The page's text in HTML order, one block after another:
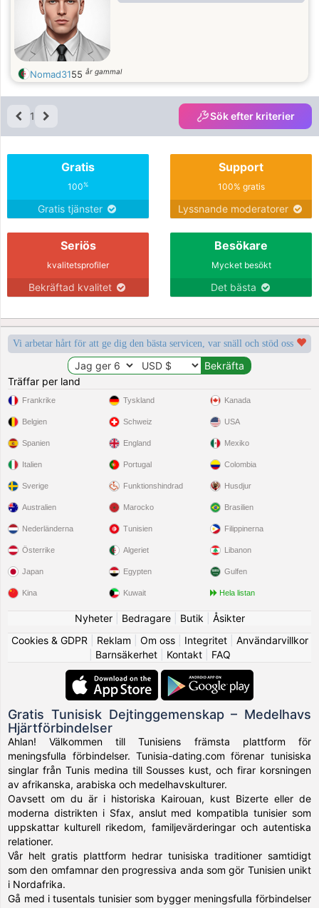
Nomad3155 år gammal
1 Sök efter kriterier
Gratis
100%
Gratis tjänster
Support
100% gratis
Lyssnande moderatorer
Seriös
kvalitetsprofiler
Bekräftad kvalitet
Besökare
Mycket besökt
Det bästa
Vi arbetar hårt för att ge dig den bästa servicen, var snäll och stöd oss
Träffar per land
Frankrike
Belgien
Spanien
Italien
Sverige
Tyskland
Schweiz
England
Portugal
Funktionshindrad
Kanada
USA
Mexiko
Colombia
Husdjur
Australien
Nederländerna
Österrike
Japan
Kina
Marocko
Tunisien
Algeriet
Egypten
Kuwait
Brasilien
Filippinerna
Libanon
Gulfen
Hela listan
Nyheter| Bedragare| Butik
Åsikter
Cookies & GDPR
Reklam Om oss| Integritet| Användarvillkor
Barnsäkerhet| Kontakt| FAQ
Gratis Tunisisk Dejtinggemenskap – Medelhavs
Hjärtförbindelser
Ahlan! Välkommen till Tunisiens främsta plattform för
meningsfulla förbindelser. Tunisia-dating.com förenar tunisiska
singlar från Tunis medina till Sousses kust, och firar korsningen
av afrikanska, arabiska och medelhavskulturer.
Oavsett om du är i historiska Kairouan, kust Bizerte eller de
moderna distrikten i Sfax, anslut med kompatibla tunisier som
uppskattar kulturell rikedom, familjevärderingar och autentiska
relationer.
Vår helt gratis plattform hedrar tunisiska traditioner samtidigt
som den omfamnar den progressiva anda som gör Tunisien unikt
i Nordafrika.
Gå med i tusentals tunisier som bygger meningsfulla förbindelser